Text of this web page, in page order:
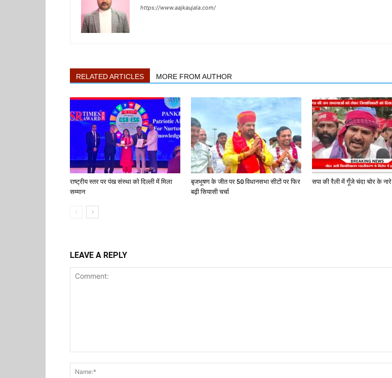
https://www.aajkaujala.com/
RELATED ARTICLES MORE FROM AUTHOR
राष्ट्रीय स्तर पर पंख संस्था को दिल्ली में मिला
सम्मान
बृजभूषण के जीत पर 50 विधानसभा सीटों पर फिर
बढ़ी सियासी चर्चा
सपा की रैली में गूँजे चंदा चोर के नारे
LEAVE A REPLY